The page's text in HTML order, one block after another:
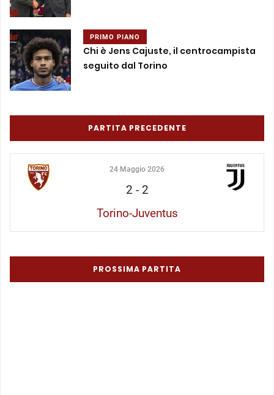
PRIMO PIANO
Chi è Jens Cajuste, il centrocampista
seguito dal Torino
PARTITA PRECEDENTE
24 Maggio 2026
2 - 2
Torino-Juventus
PROSSIMA PARTITA